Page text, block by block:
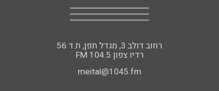
רחוב דולב 3, מגדל תפן, ת.ד 56
FM רדיו צפון 104.5
meital@1045.fm